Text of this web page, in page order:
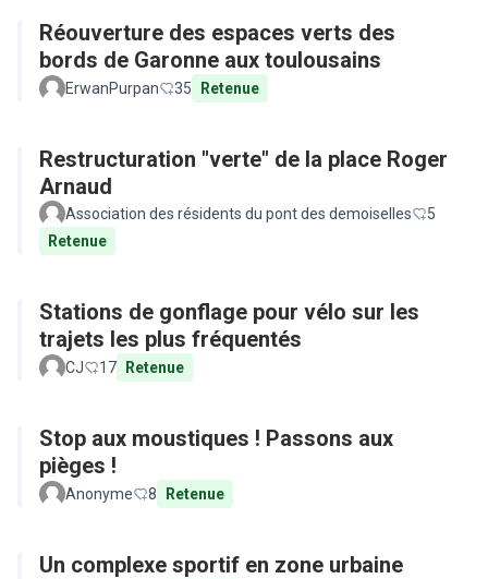
Réouverture des espaces verts des
bords de Garonne aux toulousains
ErwanPurpan 35 Retenue
Restructuration "verte" de la place Roger
Arnaud
Association des résidents du pont des demoiselles
5
Retenue
Stations de gonflage pour vélo sur les
trajets les plus fréquentés
CJ 17 Retenue
Stop aux moustiques ! Passons aux
pièges !
Anonyme 8 Retenue
Un complexe sportif en zone urbaine